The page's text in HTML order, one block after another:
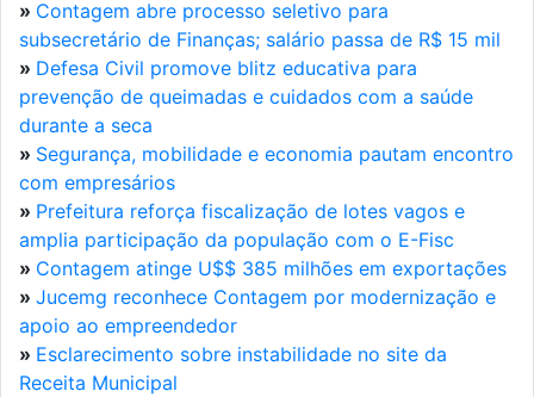
» Contagem abre processo seletivo para
subsecretário de Finanças; salário passa de R$ 15 mil
» Defesa Civil promove blitz educativa para
prevenção de queimadas e cuidados com a saúde
durante a seca
» Segurança, mobilidade e economia pautam encontro
com empresários
» Prefeitura reforça fiscalização de lotes vagos e
amplia participação da população com o E-Fisc
» Contagem atinge U$$ 385 milhões em exportações
» Jucemg reconhece Contagem por modernização e
apoio ao empreendedor
» Esclarecimento sobre instabilidade no site da
Receita Municipal